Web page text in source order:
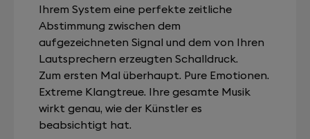
Ihrem System eine perfekte zeitliche
Abstimmung zwischen dem
aufgezeichneten Signal und dem von Ihren
Lautsprechern erzeugten Schalldruck.
Zum ersten Mal überhaupt. Pure Emotionen.
Extreme Klangtreue. Ihre gesamte Musik
wirkt genau, wie der Künstler es
beabsichtigt hat.